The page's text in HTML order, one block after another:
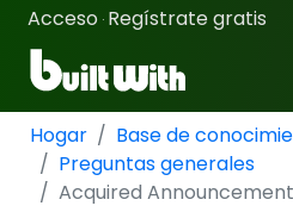
Acceso · Regístrate gratis
Hogar
Base de
Preguntas generales
Acquired Announcement